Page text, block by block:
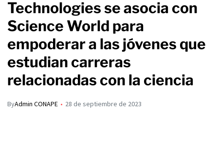
Technologies se asocia con
Science World para
empoderar a las jóvenes que
estudian carreras
relacionadas con la ciencia
ByAdmin CONAPE 28 de septiembre de 2023